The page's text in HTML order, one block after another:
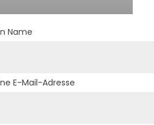
Name
E-Mail-Adresse